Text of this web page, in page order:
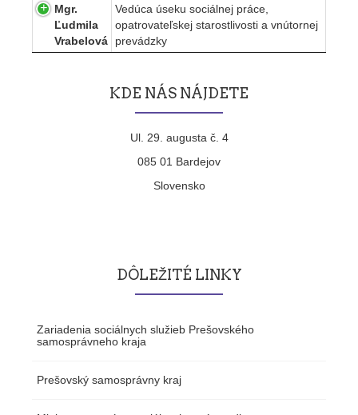
Mgr.
Ľudmila
Vrabelová
Vedúca úseku sociálnej práce,
opatrovateľskej starostlivosti a vnútornej
prevádzky
KDE NÁS NÁJDETE
Ul. 29. augusta č. 4
085 01 Bardejov
Slovensko
DÔLEŽITÉ LINKY
Zariadenia sociálnych služieb Prešovského
samosprávneho kraja
Prešovský samosprávny kraj